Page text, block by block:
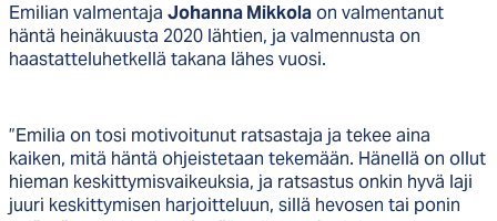
Emilian valmentaja Johanna Mikkolaon valmentanut
häntä heinäkuusta 2020 lähtien, ja valmennusta on
haastatteluhetkellä takana lähes vuosi.
”Emilia on tosi motivoitunut ratsastaja ja tekee aina
kaiken, mitä häntä ohjeistetaan tekemään. Hänellä on ollut
hieman keskittymisvaikeuksia, ja ratsastus onkin hyvä laji
juuri keskittymisen harjoitteluun, sillä hevosen tai ponin